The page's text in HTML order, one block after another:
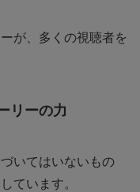
が、多くの視聴者を
リーの力
いてはいないもの
ています。